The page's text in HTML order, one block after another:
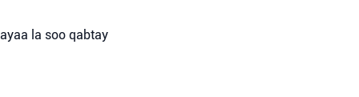
la soo qabtay